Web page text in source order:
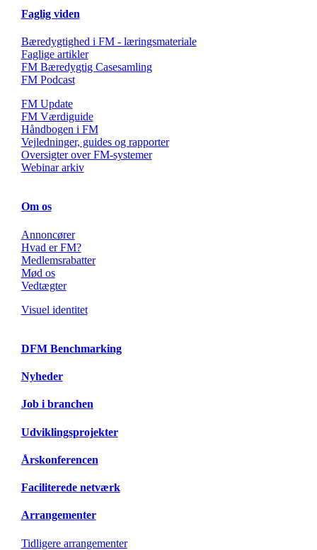
Faglig viden
Bæredygtighed i FM - læringsmateriale
Faglige artikler
FM Bæredygtig Casesamling
FM Podcast
FM Update
FM Værdiguide
Håndbogen i FM
Vejledninger, guides og rapporter
Oversigter over FM-systemer
Webinar arkiv
Om os
Annoncører
Hvad er FM?
Medlemsrabatter
Mød os
Vedtægter
Visuel identitet
DFM Benchmarking
Nyheder
Job i branchen
Udviklingsprojekter
Årskonferencen
Faciliterede netværk
Arrangementer
Tidligere arrangementer